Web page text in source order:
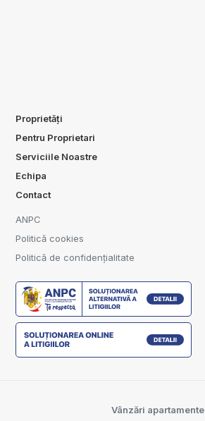
Proprietăți
Pentru Proprietari
Serviciile Noastre
Echipa
Contact
ANPC
Politică cookies
Politică de confidențialitate
Vânzări apartamente